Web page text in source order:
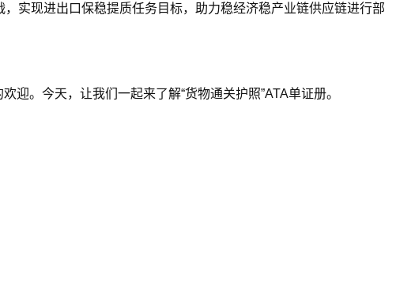
实现进出口保稳提质任务目标，助力稳经济稳产业链供应链进行部
。今天，让我们一起来了解“货物通关护照”ATA单证册。